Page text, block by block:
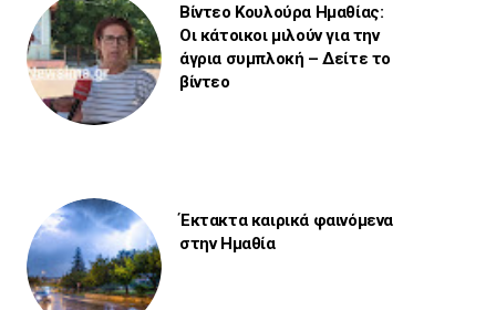
Βίντεο Κουλούρα Ημαθίας:
Οι κάτοικοι μιλούν για την
άγρια συμπλοκή – Δείτε το
βίντεο
Έκτακτα καιρικά φαινόμενα
στην Ημαθία